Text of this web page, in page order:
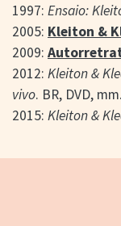
1997: Ensaio:
2005: Kleiton &
2009:
2012: Kleiton &
vivo. BR, DVD, mm.
2015: Kleiton &